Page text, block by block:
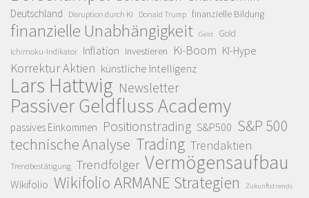
Deutschland Disruption durch KI Donald Trump finanzielle Bildung
finanzielle Unabhängigkeit Geld Gold
Ichimoku-Indikator Inflation investieren Ki-Boom KI-Hype
Korrektur Aktien künstliche Intelligenz
Lars Hattwig Newsletter
Passiver Geldfluss Academy
passives Einkommen Positionstrading S&P500 S&P 500
technische Analyse Trading Trendaktien
Trendbestätigung Trendfolger Vermögensaufbau
Wikifolio Wikifolio ARMANE Strategien Zukunftstrends